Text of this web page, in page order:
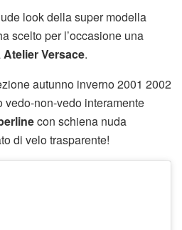
look della super modella
scelto per l’occasione una
Atelier Versace.
autunno inverno 2001 2002
non-vedo interamente
con schiena nuda
di velo trasparente!